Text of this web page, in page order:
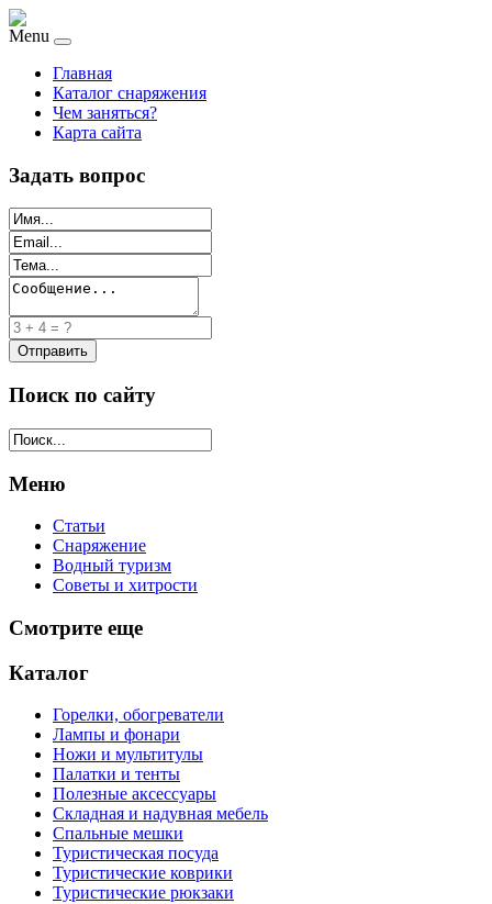
Menu
Главная
Каталог снаряжения
Чем заняться?
Карта сайта
Задать вопрос
Поиск по сайту
Меню
Статьи
Снаряжение
Водный туризм
Советы и хитрости
Смотрите еще
Каталог
Горелки, обогреватели
Лампы и фонари
Ножи и мультитулы
Палатки и тенты
Полезные аксессуары
Складная и надувная мебель
Спальные мешки
Туристическая посуда
Туристические коврики
Туристические рюкзаки